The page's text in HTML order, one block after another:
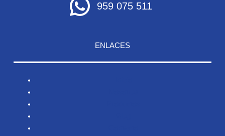
959 075 511
ENLACES